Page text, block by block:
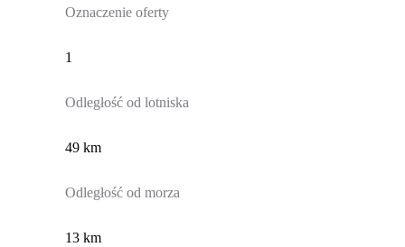
Oznaczenie oferty
1
Odległość od lotniska
49 km
Odległość od morza
13 km